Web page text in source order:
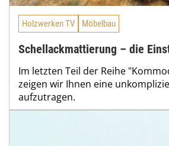
Holzwerken TV Möbelbau
Schellackmattierung – die
Im letzten Teil der Reihe
zeigen wir Ihnen eine
aufzutragen.